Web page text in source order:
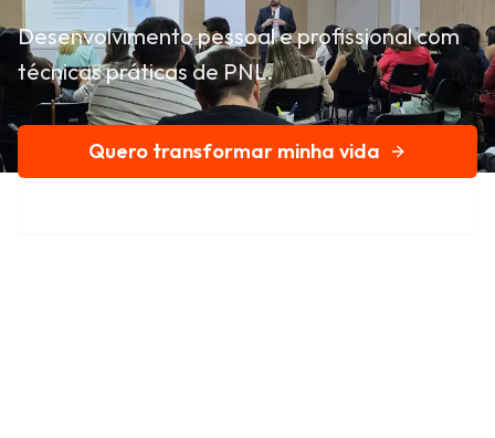
Desenvolvimento pessoal e profissional com
técnicas práticas de PNL.
Quero transformar minha vida